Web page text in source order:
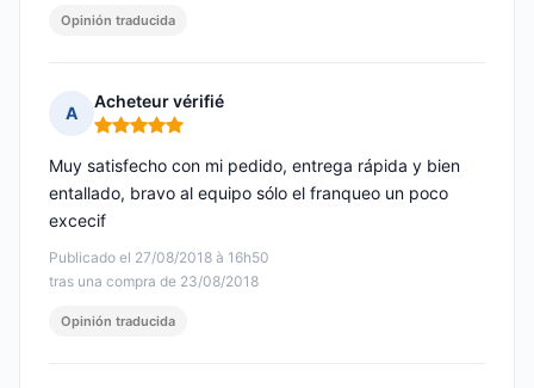
Opinión traducida
A
Acheteur vérifié
Nota: 5 de 5
Publicado el 27/08/2018 à 16h50
tras una compra de 23/08/2018
Muy satisfecho con mi pedido, entrega rápida y bien
entallado, bravo al equipo sólo el franqueo un poco
excecif
Opinión traducida